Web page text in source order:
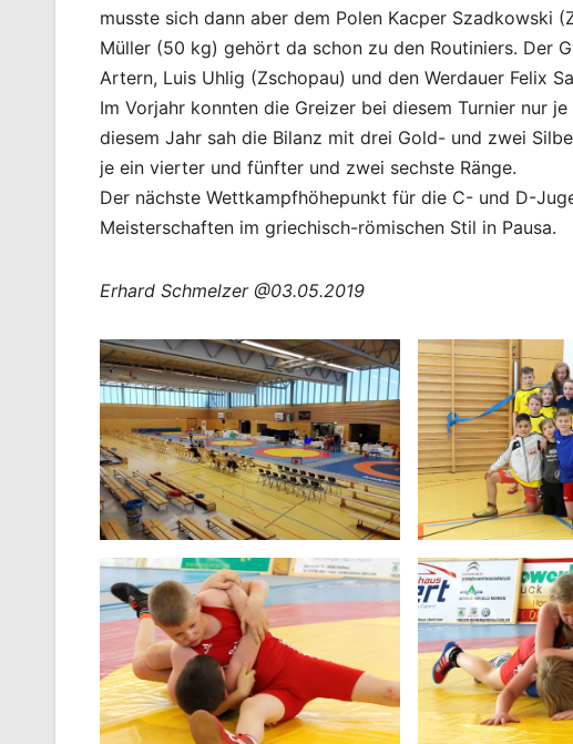
musste sich dann aber dem Polen Kacper Szadkowski
Müller (50 kg) gehört da schon zu den Routiniers. Der
Artern, Luis Uhlig (Zschopau) und den Werdauer Felix
Im Vorjahr konnten die Greizer bei diesem Turnier nur
diesem Jahr sah die Bilanz mit drei Gold- und zwei
je ein vierter und fünfter und zwei sechste Ränge.
Der nächste Wettkampfhöhepunkt für die C- und D-
Meisterschaften im griechisch-römischen Stil in Pausa.
Erhard Schmelzer @03.05.2019